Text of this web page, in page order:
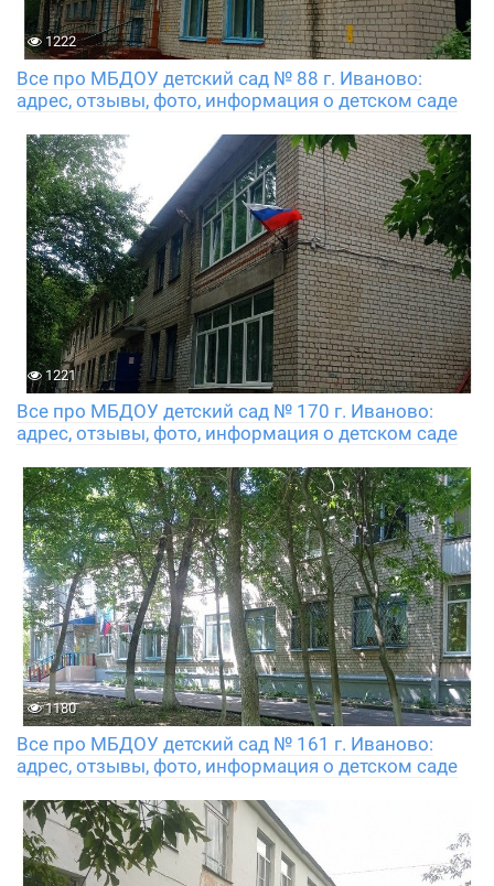
1222
Все про МБДОУ детский сад № 88 г. Иваново:
адрес, отзывы, фото, информация о детском саде
1221
Все про МБДОУ детский сад № 170 г. Иваново:
адрес, отзывы, фото, информация о детском саде
1180
Все про МБДОУ детский сад № 161 г. Иваново:
адрес, отзывы, фото, информация о детском саде